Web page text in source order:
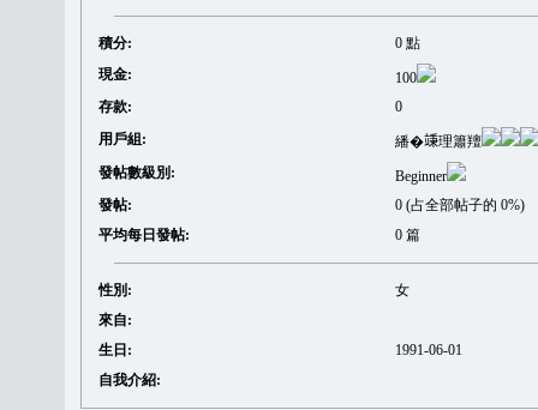
積分:
0 點
現金:
100
存款:
0
用戶組:
繙�𥪕理簫羶
發帖數級別:
Beginner
發帖:
0 (占全部帖子的 0%)
平均每日發帖:
0 篇
性別:
女
來自:
生日:
1991-06-01
自我介紹: